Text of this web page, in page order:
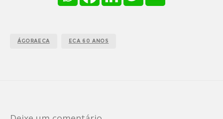
ÁGORAECA ECA 60 ANOS